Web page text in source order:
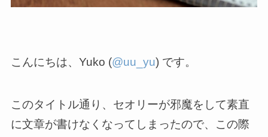
こんにちは、Yuko (@uu_yu) です。
このタイトル通り、セオリーが邪魔をして素直
に文章が書けなくなってしまったので、この際